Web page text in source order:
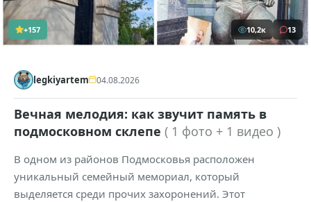
+157 10,2к 13
legkiyartem 04.08.2026
Вечная мелодия: как звучит память в
подмосковном склепе ( 1 фото + 1 видео )
В одном из районов Подмосковья расположен
уникальный семейный мемориал, который
выделяется среди прочих захоронений. Этот